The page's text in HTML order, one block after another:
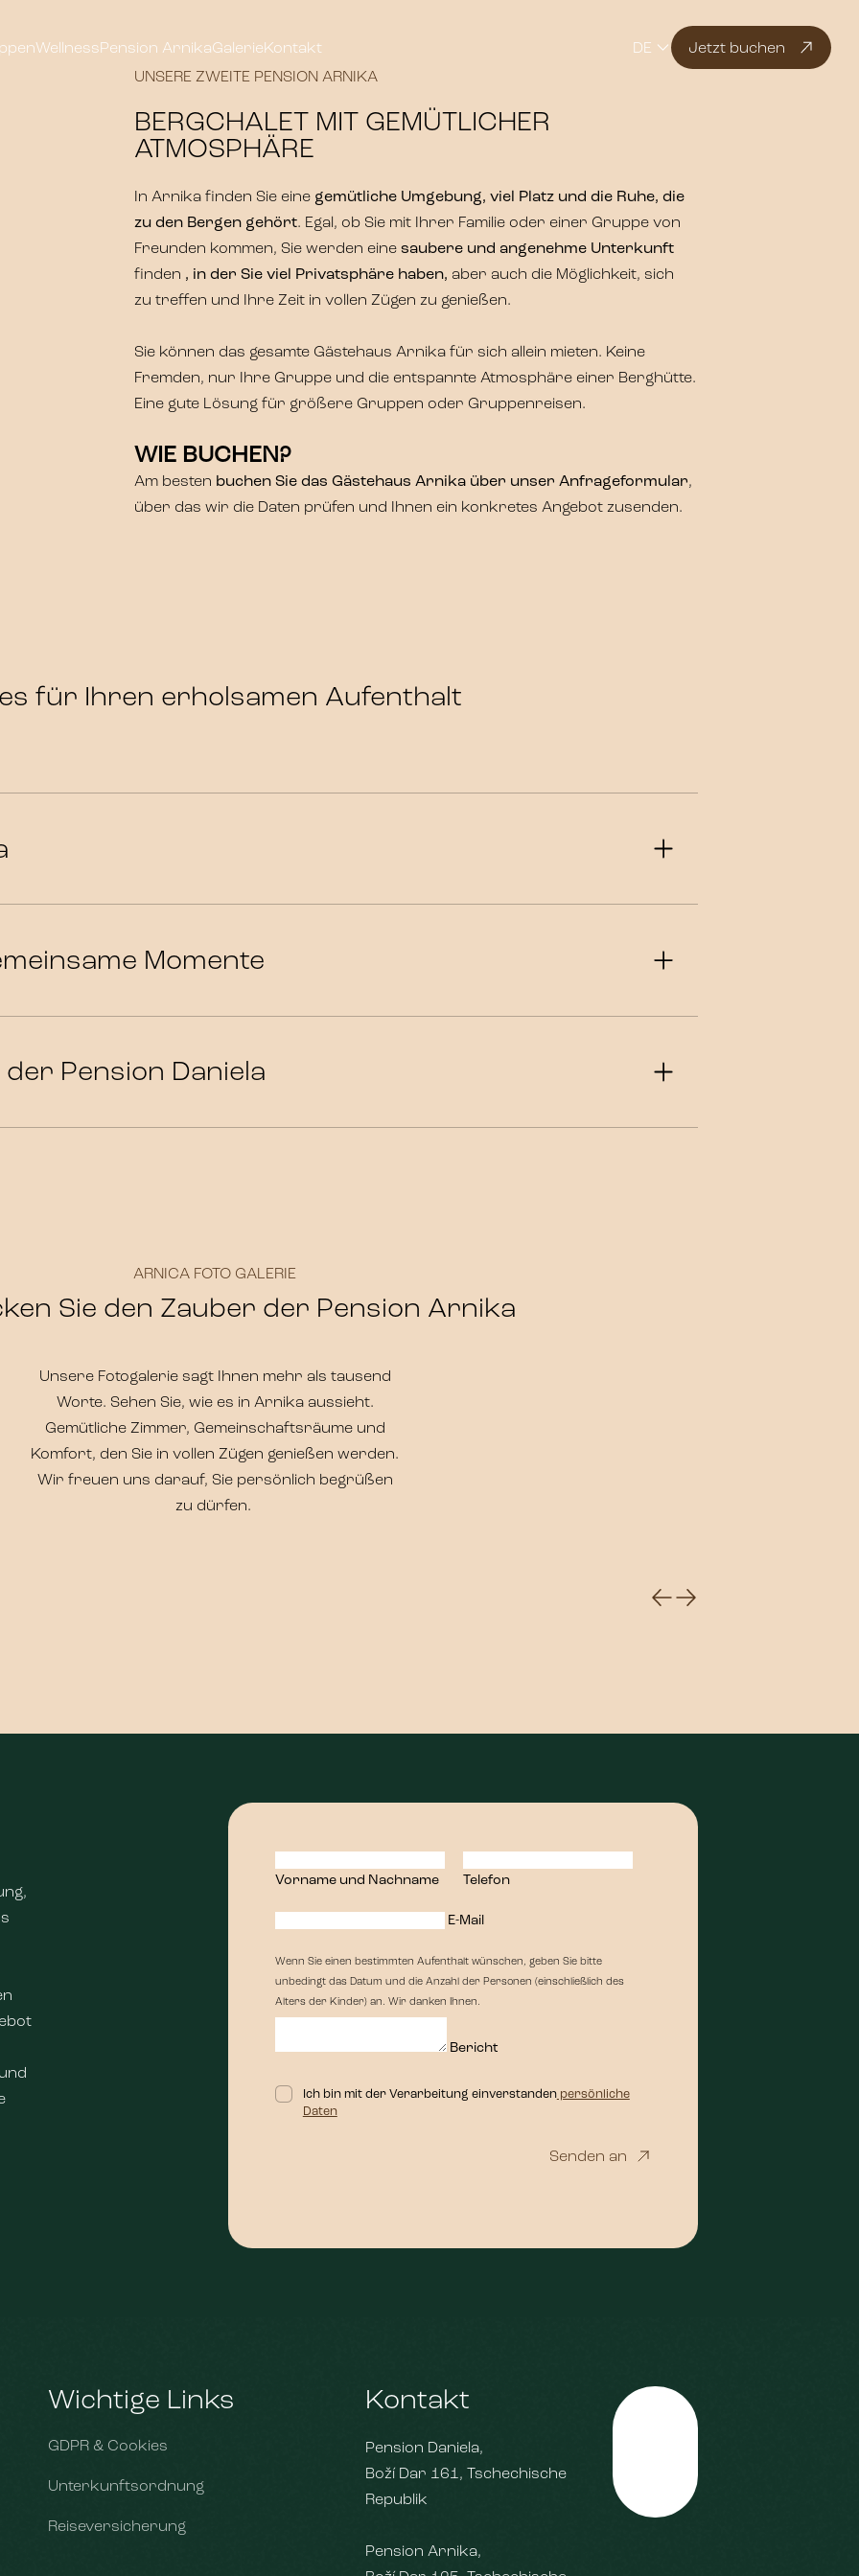
WellnessPension ArnikaGalerieKontakt DE Jetzt buchen
UNSERE ZWEITE PENSION ARNIKA
BERGCHALET MIT GEMÜTLICHER
ATMOSPHÄRE
In Arnika finden Sie eine gemütliche Umgebung, viel Platz und die Ruhe, die
zu den Bergen gehört. Egal, ob Sie mit Ihrer Familie oder einer Gruppe von
Freunden kommen, Sie werden eine saubere und angenehme Unterkunft
finden , in der Sie viel Privatsphäre haben, aber auch die Möglichkeit, sich
zu treffen und Ihre Zeit in vollen Zügen zu genießen.
Sie können das gesamte Gästehaus Arnika für sich allein mieten. Keine
Fremden, nur Ihre Gruppe und die entspannte Atmosphäre einer Berghütte.
Eine gute Lösung für größere Gruppen oder Gruppenreisen.
WIE BUCHEN?
Am besten buchen Sie das Gästehaus Arnika über unser Anfrageformular,
über das wir die Daten prüfen und Ihnen ein konkretes Angebot zusenden.
für Ihren erholsamen Aufenthalt
Momente
der Pension Daniela
ARNICA FOTO GALERIE
Sie den Zauber der Pension Arnika
Unsere Fotogalerie sagt Ihnen mehr als tausend
Worte. Sehen Sie, wie es in Arnika aussieht.
Gemütliche Zimmer, Gemeinschaftsräume und
Komfort, den Sie in vollen Zügen genießen werden.
Wir freuen uns darauf, Sie persönlich begrüßen
zu dürfen.
Vorname und Nachname Telefon
E-Mail
Wenn Sie einen bestimmten Aufenthalt wünschen, geben Sie bitte
unbedingt das Datum und die Anzahl der Personen (einschließlich des
Alters der Kinder) an. Wir danken Ihnen.
Bericht
Ich bin mit der Verarbeitung einverstandenpersönliche
Daten
Senden an
Wichtige Links
GDPR & Cookies
Unterkunftsordnung
Reiseversicherung
Kontakt
Pension Daniela,
Boží Dar 161, Tschechische
Republik
Pension Arnika,